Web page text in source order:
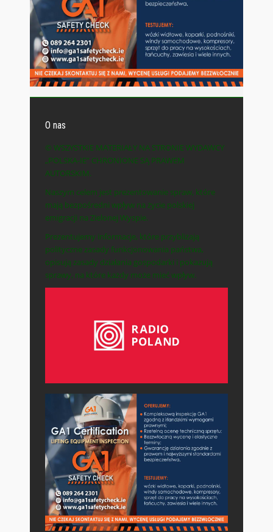
O nas
© WSZYSTKIE MATERIAŁY NA STRONIE WYDAWCY
„POLSKA-IE” CHRONIONE SĄ PRAWEM
AUTORSKIM.
Naszym celem jest prezentowanie spraw, które
mają bezpośredni wpływ na życie polskiej
emigracji na Zielonej Wyspie.
Prezentujemy informacje, które przybliżają
polityczne zasady funkcjonowania państwa,
opisują zasady działania gospodarki i pokazują
sprawy, na które każdy może mieć wpływ.